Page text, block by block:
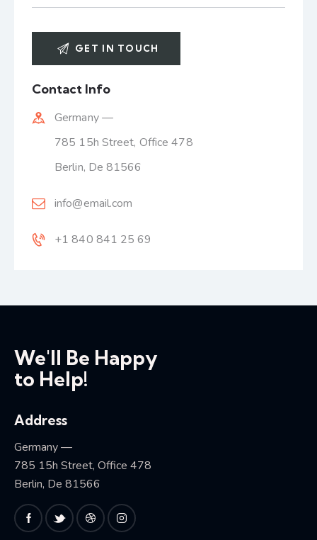
Contact Info
Germany —
785 15h Street, Office 478
Berlin, De 81566
info@email.com
+1 840 841 25 69
We'll Be Happy
to Help!
Address
Germany —
785 15h Street, Office 478
Berlin, De 81566